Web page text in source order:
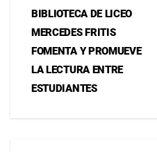
BIBLIOTECA DE LICEO
MERCEDES FRITIS
FOMENTA Y PROMUEVE
LA LECTURA ENTRE
ESTUDIANTES